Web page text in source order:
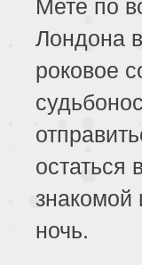
Лондона
роковое
остаться
знакомой
ночь.